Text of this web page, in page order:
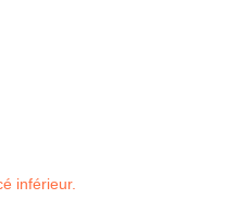
inférieur.